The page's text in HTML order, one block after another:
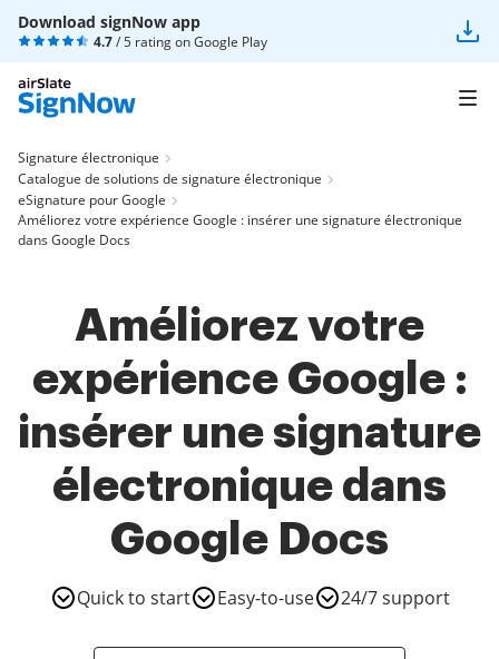
Download signNow app
4.7/ 5 rating onGoogle Play
Signature électronique
Catalogue de solutions de signature électronique
eSignature pour Google
Améliorez votre expérience Google : insérer une signature électronique
dans Google Docs
Améliorez votre
expérience Google :
insérer une signature
électronique dans
Google Docs
Quick to start Easy-to-use 24/7 support